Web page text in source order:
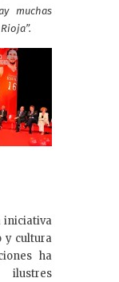
muchas
iniciativa
y cultura
ha